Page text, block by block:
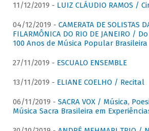
11/12/2019 - LUIZ CLÁUDIO RAMOS /
04/12/2019 - CAMERATA DE SOLISTAS
FILARMÔNICA DO RIO DE JANEIRO /
100 Anos de Música Popular Brasileira
27/11/2019 - ESCUALO ENSEMBLE
13/11/2019 - ELIANE COELHO / Recital
06/11/2019 - SACRA VOX / Música,
Música Sacra Brasileira em